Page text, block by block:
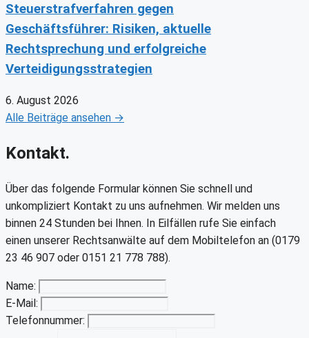
Steuerstrafverfahren gegen
Geschäftsführer: Risiken, aktuelle
Rechtsprechung und erfolgreiche
Verteidigungsstrategien
6. August 2026
Alle Beiträge ansehen →
Kontakt.
Über das folgende Formular können Sie schnell und
unkompliziert Kontakt zu uns aufnehmen. Wir melden uns
binnen 24 Stunden bei Ihnen. In Eilfällen rufe Sie einfach
einen unserer Rechtsanwälte auf dem Mobiltelefon an (0179
23 46 907 oder 0151 21 778 788).
Name:
E-Mail:
Telefonnummer: